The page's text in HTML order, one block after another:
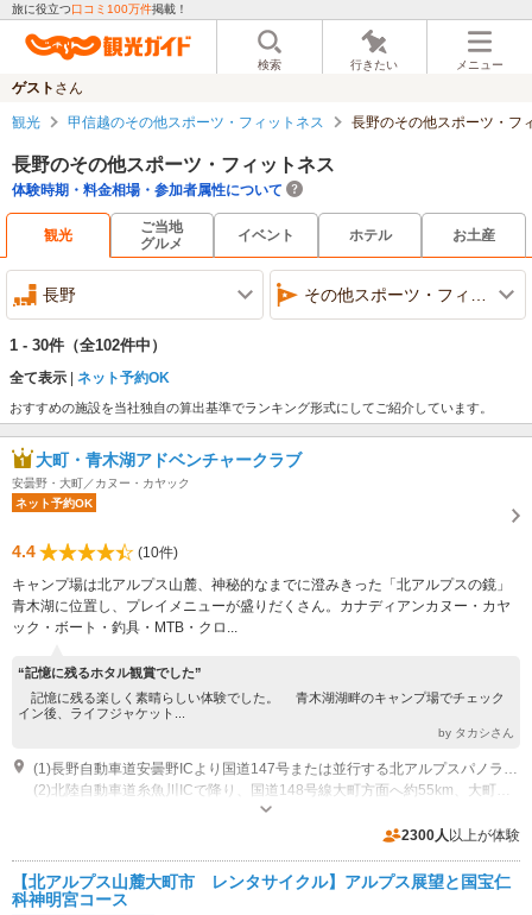
旅に役立つ口コミ100万件掲載！
検索 行きたい メニュー
ゲスト さん
観光 甲信越のその他スポーツ・フィットネス 長野のその他スポーツ・フ
長野のその他スポーツ・フィットネス
体験時期・料金相場・参加者属性について
観光
ご当地
グルメ
イベント ホテル お土産
長野 その他スポーツ・フィットネス
1 - 30件 （全102件中）
全て表示 ネット予約OK
おすすめの施設を当社独自の算出基準でランキング形式にしてご紹介しています。
大町・青木湖アドベンチャークラブ
安曇野・大町／カヌー・カヤック
ネット予約OK
4.4
(10件)
キャンプ場は北アルプス山麓、神秘的なまでに澄みきった「北アルプスの鏡」
青木湖に位置し、プレイメニューが盛りだくさん。カナディアンカヌー・カヤ
ック・ボート・釣具・MTB・クロ...
“記憶に残るホタル観賞でした”
記憶に残る楽しく素晴らしい体験でした。 青木湖湖畔のキャンプ場でチェック
イン後、ライフジャケット...
by タカシさん
営業時間：9：00～18：00 定休日：不定休（７～10月中旬無休）
2300人 以上が体験
【北アルプス山麓大町市 レンタサイクル】アルプス展望と国宝仁
科神明宮コース